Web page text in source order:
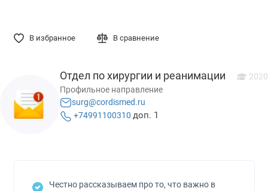
В избранное В сравнение
Отдел по хирургии и реанимации 2020
Профильное направление
surg@cordismed.ru
+74991100310 доп. 1
Честно рассказываем про то, что важно в